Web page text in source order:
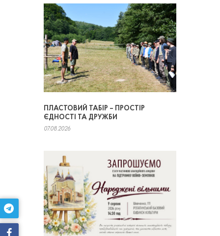
ПЛАСТОВИЙ ТАБІР – ПРОСТІР
ЄДНОСТІ ТА ДРУЖБИ
07.08.2026